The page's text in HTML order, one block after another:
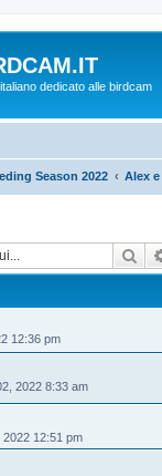
dedicato alle birdcam
Season 2022 Alex e
12:36 pm
2022 8:33 am
12:51 pm